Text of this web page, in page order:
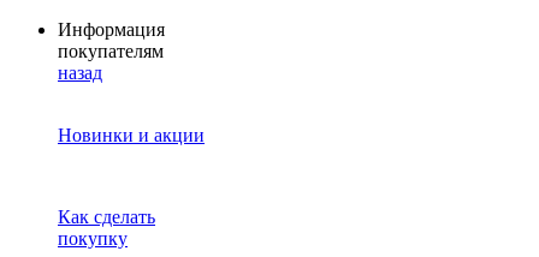
Информация
покупателям
назад
Новинки и акции
Как сделать
покупку